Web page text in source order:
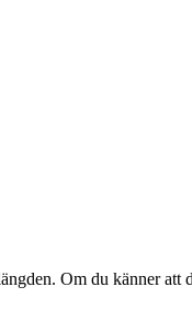
Om du känner att